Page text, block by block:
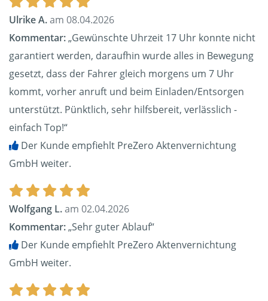
Ulrike A.am 08.04.2026
Kommentar:„Gewünschte Uhrzeit 17 Uhr konnte nicht
garantiert werden, daraufhin wurde alles in Bewegung
gesetzt, dass der Fahrer gleich morgens um 7 Uhr
kommt, vorher anruft und beim Einladen/Entsorgen
unterstützt. Pünktlich, sehr hilfsbereit, verlässlich -
einfach Top!“
Der Kunde empfiehlt PreZero Aktenvernichtung
GmbH weiter.
Wolfgang L.am 02.04.2026
Kommentar:„Sehr guter Ablauf“
Der Kunde empfiehlt PreZero Aktenvernichtung
GmbH weiter.